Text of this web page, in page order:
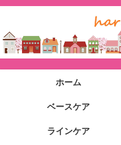
ホーム
ベースケア
ラインケア